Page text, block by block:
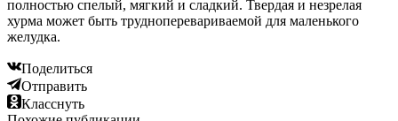
полностью спелый, мягкий и сладкий. Твердая и незрелая
хурма может быть трудноперевариваемой для маленького
желудка.
Поделиться
Отправить
Класснуть